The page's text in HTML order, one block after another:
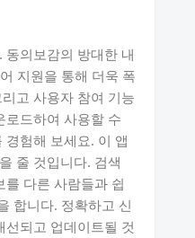
의보감의 방대한 내
지원을 통해 더욱 폭
고 사용자 참여 기능
로드하여 사용할 수
험해 보세요. 이 앱
줄 것입니다. 검색
다른 사람들과 쉽
합니다. 정확하고 신
되고 업데이트될 것